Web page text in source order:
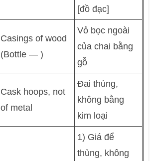
[đồ đạc]
Casings of wood
(Bottle — )
Vỏ bọc ngoài
của chai bằng
gỗ
Cask hoops, not
of metal
Ðai thùng,
không bằng
kim loại
1) Giá để
thùng, không